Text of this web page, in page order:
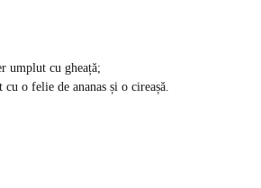
umplut cu gheață;
o felie de ananas și o cireașă.